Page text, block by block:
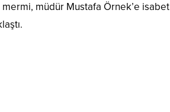
mermi, müdür Mustafa Örnek’e isabet